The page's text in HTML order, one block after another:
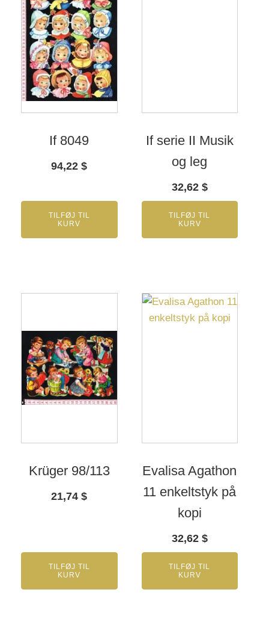
If 8049
94,22$
TILFØJ TIL
KURV
If serie II Musik
og leg
32,62 $
TILFØJ TIL
KURV
Krüger 98/113
21,74$
TILFØJ TIL
KURV
Evalisa Agathon
11 enkeltstyk på
kopi
32,62 $
TILFØJ TIL
KURV